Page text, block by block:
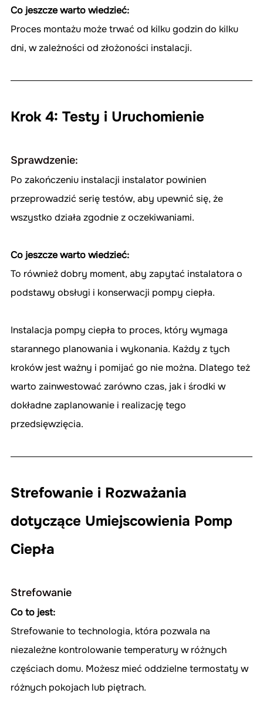
Co jeszcze warto wiedzieć:
Proces montażu może trwać od kilku godzin do kilku
dni, w zależności od złożoności instalacji.
Krok 4: Testy i Uruchomienie
Sprawdzenie:
Po zakończeniu instalacji instalator powinien
przeprowadzić serię testów, aby upewnić się, że
wszystko działa zgodnie z oczekiwaniami.
Co jeszcze warto wiedzieć:
To również dobry moment, aby zapytać instalatora o
podstawy obsługi i konserwacji pompy ciepła.
Instalacja pompy ciepła to proces, który wymaga
starannego planowania i wykonania. Każdy z tych
kroków jest ważny i pomijać go nie można. Dlatego też
warto zainwestować zarówno czas, jak i środki w
dokładne zaplanowanie i realizację tego
przedsięwzięcia.
Strefowanie i Rozważania
dotyczące Umiejscowienia Pomp
Ciepła
Strefowanie
Co to jest:
Strefowanie to technologia, która pozwala na
niezależne kontrolowanie temperatury w różnych
częściach domu. Możesz mieć oddzielne termostaty w
różnych pokojach lub piętrach.